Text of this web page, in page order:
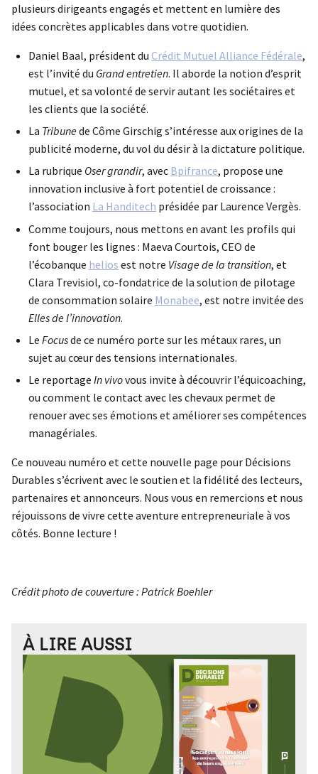
plusieurs dirigeants engagés et mettent en lumière des
idées concrètes applicables dans votre quotidien.
Daniel Baal, président du Crédit Mutuel Alliance Fédérale,
est l’invité du Grand entretien. Il aborde la notion d’esprit
mutuel, et sa volonté de servir autant les sociétaires et
les clients que la société.
La Tribunede Côme Girschig s’intéresse aux origines de la
publicité moderne, du vol du désir à la dictature politique.
La rubrique Oser grandir, avec Bpifrance, propose une
innovation inclusive à fort potentiel de croissance :
l’association La Handitech présidée par Laurence Vergès.
Comme toujours, nous mettons en avant les profils qui
font bouger les lignes : Maeva Courtois, CEO de
l’écobanque helios est notre Visage de la transition, et
Clara Trevisiol, co-fondatrice de la solution de pilotage
de consommation solaire Monabee, est notre invitée des
Elles de l’innovation.
Le Focusde ce numéro porte sur les métaux rares, un
sujet au cœur des tensions internationales.
Le reportage In vivovous invite à découvrir l’équicoaching,
ou comment le contact avec les chevaux permet de
renouer avec ses émotions et améliorer ses compétences
managériales.
Ce nouveau numéro et cette nouvelle page pour Décisions
Durables s’écrivent avec le soutien et la fidélité des lecteurs,
partenaires et annonceurs. Nous vous en remercions et nous
réjouissons de vivre cette aventure entrepreneuriale à vos
côtés. Bonne lecture !
Crédit photo de couverture : Patrick Boehler
À LIRE AUSSI